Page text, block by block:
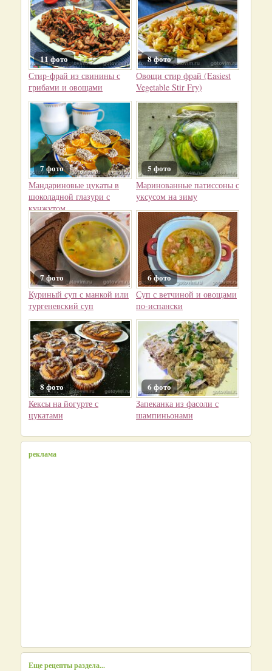
11 фото
Стир-фрай из свинины с
грибами и овощами
8 фото
Овощи стир фрай (Easiest
Vegetable Stir Fry)
7 фото
Мандариновые цукаты в
шоколадной глазури с
кунжутом
5 фото
Маринованные патиссоны с
уксусом на зиму
7 фото
Куриный суп с манкой или
тургеневский суп
6 фото
Суп с ветчиной и овощами
по-испански
8 фото
Кексы на йогурте с
цукатами
6 фото
Запеканка из фасоли с
шампиньонами
реклама
Еще рецепты раздела...